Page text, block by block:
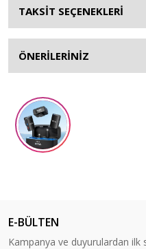
TAKSİT SEÇENEKLERİ
ÖNERİLERİNİZ
E-BÜLTEN
Kampanya ve duyurulardan ilk